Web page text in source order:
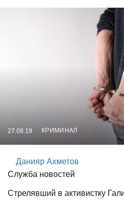
27.08.19 КРИМИНАЛ
Данияр Ахметов
Служба новостей
Стрелявший в активистку